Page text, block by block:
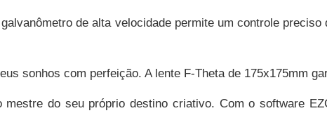
de alta velocidade permite um controle
sonhos com perfeição. A lente F-Theta de 175x175mm
mestre do seu próprio destino criativo. Com o software